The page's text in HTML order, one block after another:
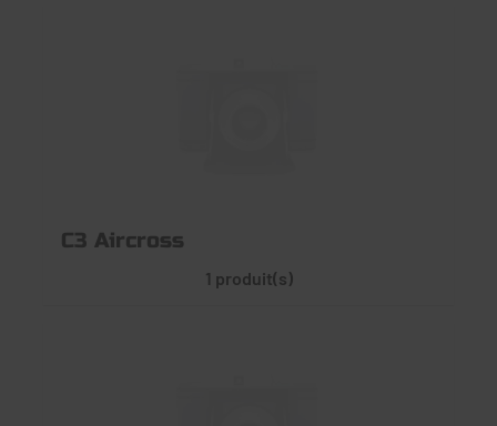
C3 Aircross
1 produit(s)